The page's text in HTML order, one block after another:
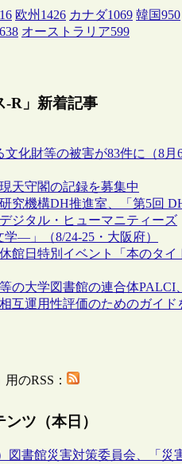
欧州 1426 カナダ1069 韓国950
638 オーストラリア599
-R」新着記事
化財等の被害が83件に（8月
天守閣の記録を募集中
究機構DH推進室、「第5回
ジタル・ヒューマニティーズ
―」（8/24-25・大阪府）
館日特別イベント「本のタイ
の大学図書館の連合体PALCI、
互運用性評価のためのガイド
のRSS：
ツ（本日）
図書館災害対策委員会、「災